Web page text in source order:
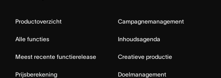
Productoverzicht
Alle functies
Meest recente functierelease
Prijsberekening
Campagnemanagement
Inhoudsagenda
Creatieve productie
Doelmanagement